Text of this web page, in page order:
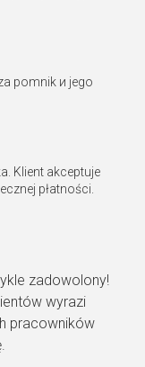
pomnik и jego
Klient akceptuje
płatności.
zadowolony!
wyrazi
pracowników